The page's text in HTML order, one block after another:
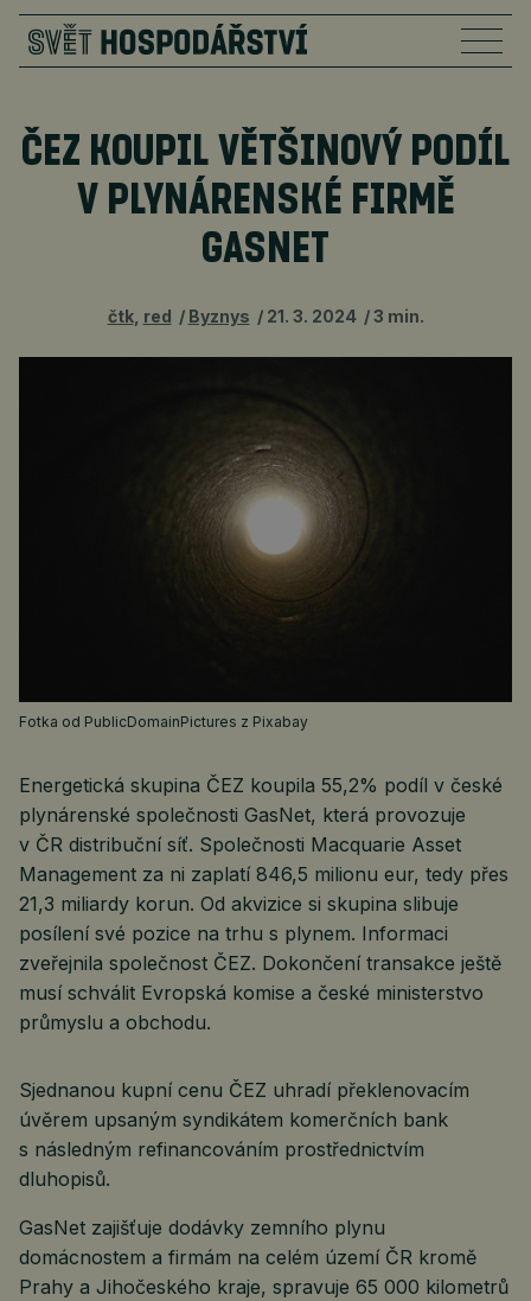
ČEZ KOUPIL VĚTŠINOVÝ PODÍL
V PLYNÁRENSKÉ FIRMĚ
GASNET
čtk, red Byznys 21. 3. 2024 3 min.
Fotka od PublicDomainPictures z Pixabay
Energetická skupina ČEZ koupila 55,2% podíl v české
plynárenské společnosti GasNet, která provozuje
v ČR distribuční síť. Společnosti Macquarie Asset
Management za ni zaplatí 846,5 milionu eur, tedy přes
21,3 miliardy korun. Od akvizice si skupina slibuje
posílení své pozice na trhu s plynem. Informaci
zveřejnila společnost ČEZ. Dokončení transakce ještě
musí schválit Evropská komise a české ministerstvo
průmyslu a obchodu.
Sjednanou kupní cenu ČEZ uhradí překlenovacím
úvěrem upsaným syndikátem komerčních bank
s následným refinancováním prostřednictvím
dluhopisů.
GasNet zajišťuje dodávky zemního plynu
domácnostem a firmám na celém území ČR kromě
Prahy a Jihočeského kraje, spravuje 65 000 kilometrů